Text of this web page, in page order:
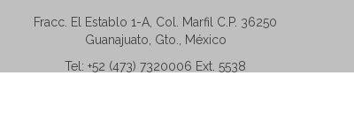
Fracc. El Establo 1-A, Col. Marfil C.P. 36250
Guanajuato, Gto., México
Tel: +52 (473) 7320006 Ext. 5538